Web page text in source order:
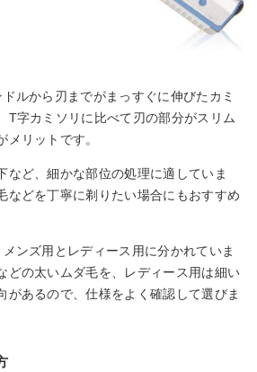
ルから刃までがまっすぐに伸びたカミ
T字カミソリに比べて刃の部分がスリム
メリットです。
など、細かな部位の処理に適していま
などを丁寧に剃りたい場合にもおすすめ
ンズ用とレディース用に分かれていま
どの太いムダ毛を、レディース用は細い
があるので、仕様をよく確認して選びま